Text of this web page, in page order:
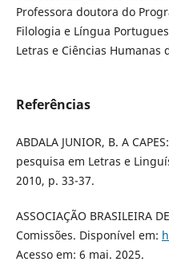
Professora doutora do
Filologia e Língua
Letras e Ciências Humanas
Referências
ABDALA JUNIOR, B. A
pesquisa em Letras e
2010, p. 33-37.
ASSOCIAÇÃO BRASILEIRA
Comissões. Disponível em:
Acesso em: 6 mai. 2025.